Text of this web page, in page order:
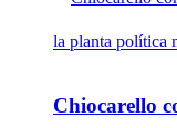
Chiocarello